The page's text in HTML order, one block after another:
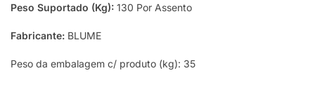
Peso Suportado (Kg): 130 Por Assento
Fabricante: BLUME
Peso da embalagem c/ produto (kg): 35